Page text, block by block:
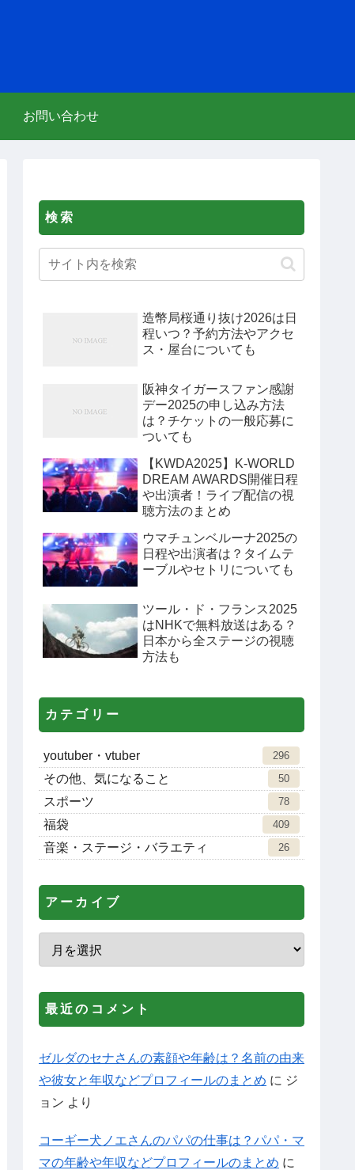
お問い合わせ
検索
造幣局桜通り抜け2026は日
程いつ？予約方法やアクセ
ス・屋台についても
阪神タイガースファン感謝
デー2025の申し込み方法
は？チケットの一般応募に
ついても
【KWDA2025】K-WORLD
DREAM AWARDS開催日程
や出演者！ライブ配信の視
聴方法のまとめ
ウマチュンベルーナ2025の
日程や出演者は？タイムテ
ーブルやセトリについても
ツール・ド・フランス2025
はNHKで無料放送はある？
日本から全ステージの視聴
方法も
カテゴリー
youtuber・vtuber 296
その他、気になること 50
スポーツ 78
福袋 409
音楽・ステージ・バラエティ 26
アーカイブ
最近のコメント
ゼルダのセナさんの素顔や年齢は？名前の由来
や彼女と年収などプロフィールのまとめ に ジ
ョン より
コーギー犬ノエさんのパパの仕事は？パパ・マ
マの年齢や年収などプロフィールのまとめ に